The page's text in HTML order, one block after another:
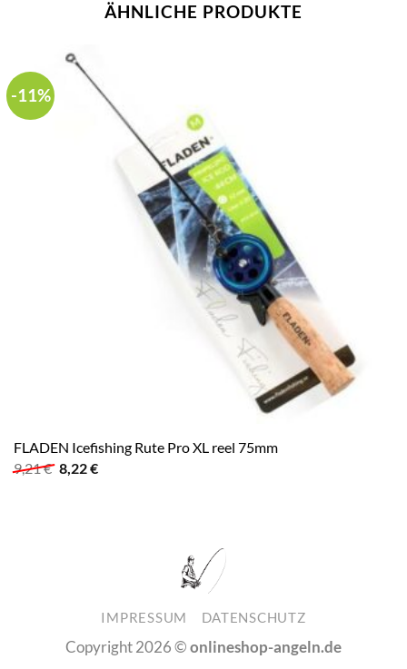
ÄHNLICHE PRODUKTE
-11%
FLADEN Icefishing Rute Pro XL reel 75mm
9,21€ Ursprünglicher
Preis
8,22€Aktueller
IMPRESSUM DATENSCHUTZ
Copyright 2026 ©onlineshop-angeln.de